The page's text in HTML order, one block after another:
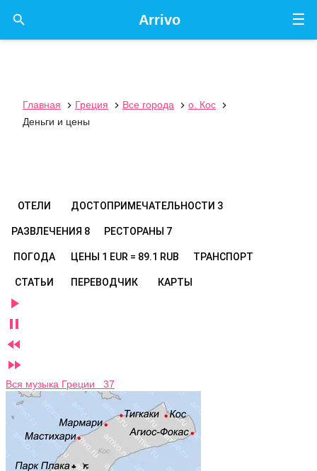
☰
Arrivo

Главная  Греция  Все города  о. Кос

Деньги и цены
ОТЕЛИ ДОСТОПРИМЕЧАТЕЛЬНОСТИ 3
РАЗВЛЕЧЕНИЯ 8 РЕСТОРАНЫ 7
ПОГОДА ЦЕНЫ 1 EUR = 89.1 RUB ТРАНСПОРТ
СТАТЬИ ПЕРЕВОДЧИК КАРТЫ




Вся музыка Греции 37